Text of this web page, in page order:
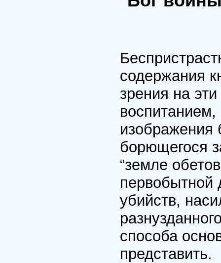
содержания
зрения на
изображения
борющегося
“земле
первобытной
убийств,
способа
представить.